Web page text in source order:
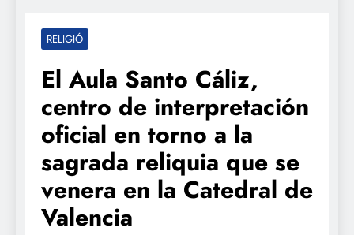
RELIGIÓ
El Aula Santo Cáliz,
centro de interpretación
oficial en torno a la
sagrada reliquia que se
venera en la Catedral de
Valencia